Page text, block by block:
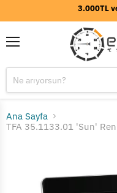
3.000TL
Ana Sayfa
TFA 35.1133.01 'Sun'